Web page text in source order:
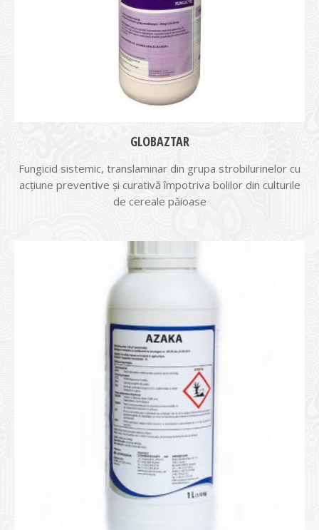
GLOBAZTAR
Fungicid sistemic, translaminar din grupa strobilurinelor cu
acţiune preventive şi curativă împotriva bolilor din culturile
de cereale păioase